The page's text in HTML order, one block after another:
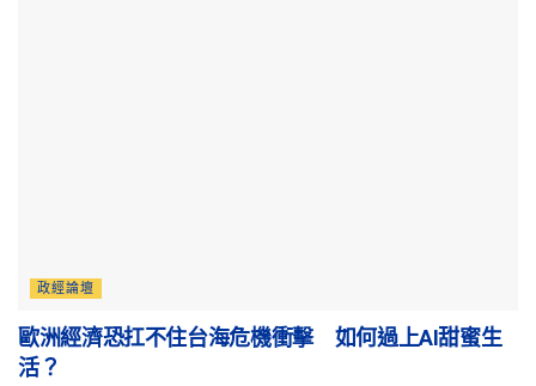
政經論壇
歐洲經濟恐扛不住台海危機衝擊 如何過上AI甜蜜生
活？